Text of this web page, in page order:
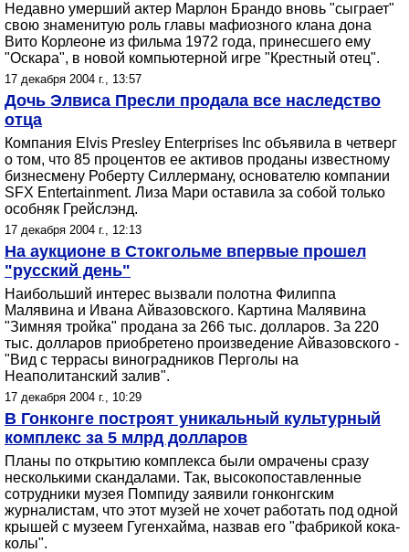
Недавно умерший актер Марлон Брандо вновь "сыграет"
свою знаменитую роль главы мафиозного клана дона
Вито Корлеоне из фильма 1972 года, принесшего ему
"Оскара", в новой компьютерной игре "Крестный отец".
17 декабря 2004 г., 13:57
Дочь Элвиса Пресли продала все наследство
отца
Компания Elvis Presley Enterprises Inc объявила в четверг
о том, что 85 процентов ее активов проданы известному
бизнесмену Роберту Силлерману, основателю компании
SFX Entertainment. Лиза Мари оставила за собой только
особняк Грейслэнд.
17 декабря 2004 г., 12:13
На аукционе в Стокгольме впервые прошел
"русский день"
Наибольший интерес вызвали полотна Филиппа
Малявина и Ивана Айвазовского. Картина Малявина
"Зимняя тройка" продана за 266 тыс. долларов. За 220
тыс. долларов приобретено произведение Айвазовского -
"Вид с террасы виноградников Перголы на
Неаполитанский залив".
17 декабря 2004 г., 10:29
В Гонконге построят уникальный культурный
комплекс за 5 млрд долларов
Планы по открытию комплекса были омрачены сразу
несколькими скандалами. Так, высокопоставленные
сотрудники музея Помпиду заявили гонконгским
журналистам, что этот музей не хочет работать под одной
крышей с музеем Гугенхайма, назвав его "фабрикой кока-
колы".